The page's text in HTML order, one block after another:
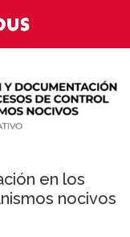
en los
nocivos